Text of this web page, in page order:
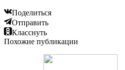
Поделиться
Отправить
Класснуть
Похожие публикации